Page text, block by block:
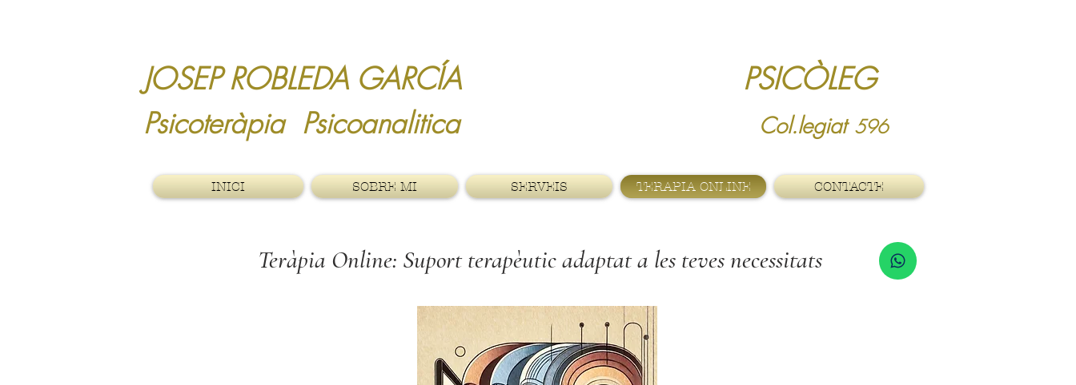
JOSEP ROBLEDA GARCÍA PSICÒLEG
Psicoteràpia Psicoanalitica Col.legiat 596
INICI SOBRE MI SERVEIS TERAPIA ONLINE CONTACTE
Teràpia Online: Suport terapèutic adaptat a les teves necessitats